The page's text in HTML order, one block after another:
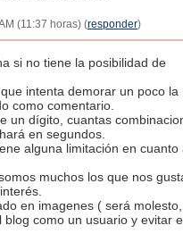
(11:37 horas) (responder)
si no tiene la posibilidad de
intenta demorar un poco la
como comentario.
un dígito, cuantas
en segundos.
alguna limitación en cuanto
muchos los que nos
en imagenes ( será
como un usuario y evitar